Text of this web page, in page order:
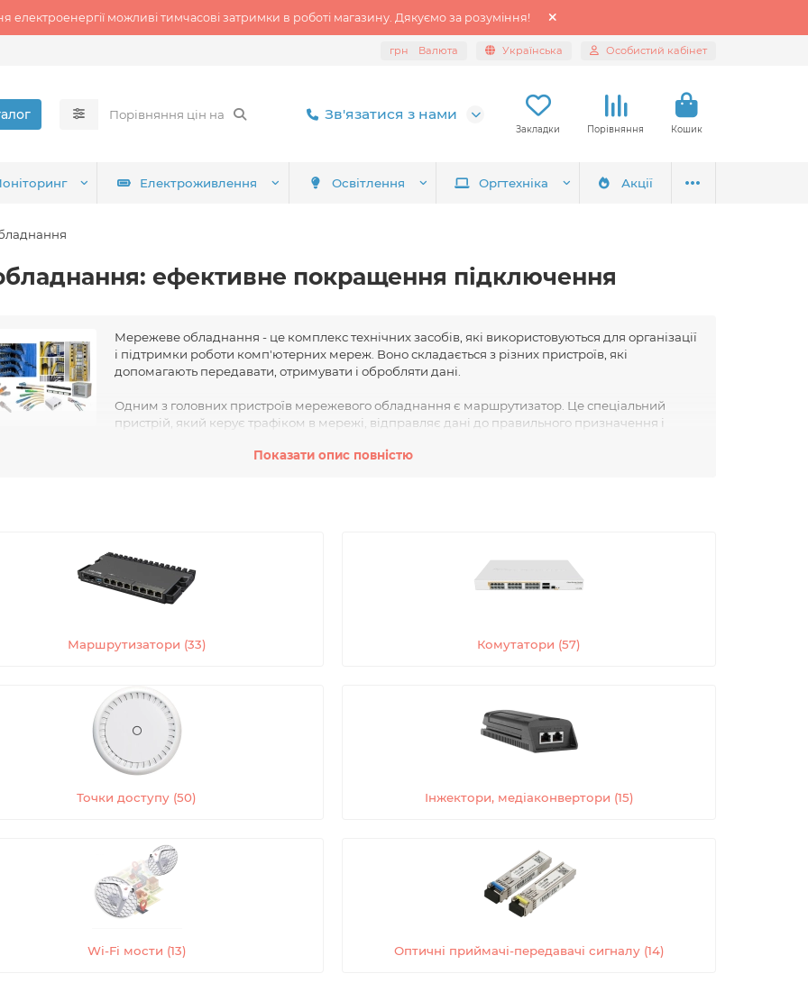
електроенергії можливі тимчасові затримки в роботі магазину. Дякуємо за розуміння!
грн Валюта Українська Особистий кабінет
Зв'язатися з нами
Закладки Порівняння Кошик
Електроживлення Освітлення Оргтехніка Акції
ефективне покращення підключення
Мережеве обладнання - це комплекс технічних засобів, які використовуються для організації
і підтримки роботи комп'ютерних мереж. Воно складається з різних пристроїв, які
допомагають передавати, отримувати і обробляти дані.
Одним з головних пристроїв мережевого обладнання є маршрутизатор. Це спеціальний
пристрій, який керує трафіком в мережі, відправляє дані до правильного призначення і
елементом мережевого обладнання є медіаконвертер. Він забезпечує зміну формату сигналу
даних, дозволяючи підключати різні типи пристроїв до мережі. Наприклад, медіаконвертер може
створити бездротову мережу, яка дозволяє підключатися до Інтернету і обмінюватися даними без проводів.
обладнання є необхідною складовою сучасних комп'ютерних мереж. Воно дозволяє забезпечити швидку і
передачу даних, створити безпечну мережеву інфраструктуру і забезпечити підключення різних пристроїв до
Показати опис повністю
Маршрутизатори (33) Комутатори (57)
Точки доступу (50) Інжектори, медіаконвертори (15)
Wi-Fi мости (13) Оптичні приймачі-передавачі сигналу (14)